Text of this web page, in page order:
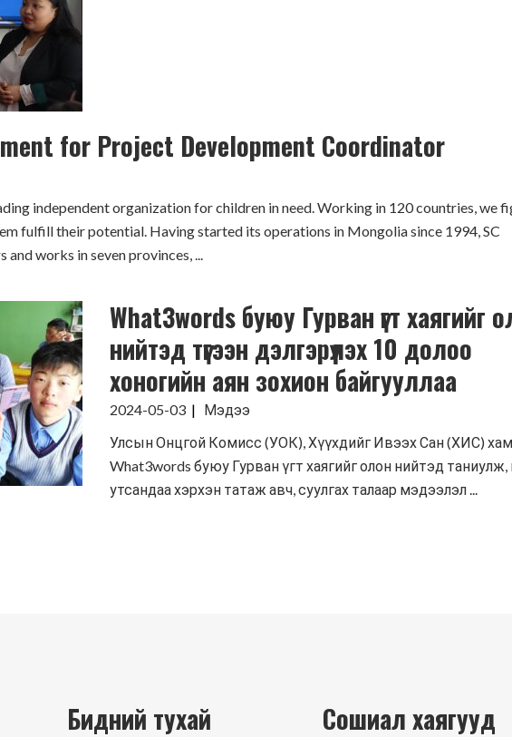
for Project Development Coordinator
independent organization for children in need. Working in 120 countries, we
fulfill their potential. Having started its operations in Mongolia since 1994, SC
works in seven provinces, ...
What3words буюу Гурван үгт хаягийг
нийтэд түгээн дэлгэрүүлэх 10 долоо
хоногийн аян зохион байгууллаа
2024-05-03
Мэдээ
Улсын Онцгой Комисс (УОК), Хүүхдийг Ивээх Сан (ХИС)
What3words буюу Гурван үгт хаягийг олон нийтэд таниулж,
утсандаа хэрхэн татаж авч, суулгах талаар мэдээлэл ...
Бидний тухай Сошиал хаягууд